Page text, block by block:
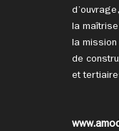
la
la mission
de
et